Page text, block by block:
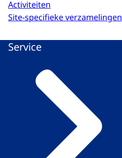
Activiteiten
Site-specifieke verzamelingen
Service